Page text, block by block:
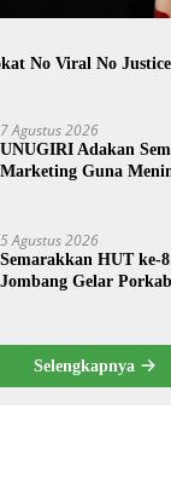
No Viral No
7 Agustus 2026
UNUGIRI Adakan
Marketing Guna
5 Agustus 2026
Semarakkan HUT ke-
Jombang Gelar
Selengkapnya